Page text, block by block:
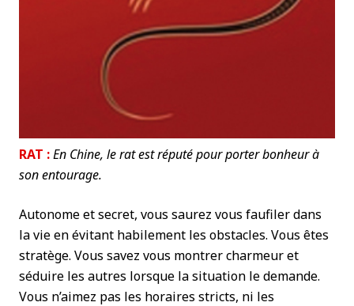
RAT :En Chine, le rat est réputé pour porter bonheur à
son entourage.
Autonome et secret, vous saurez vous faufiler dans
la vie en évitant habilement les obstacles. Vous êtes
stratège. Vous savez vous montrer charmeur et
séduire les autres lorsque la situation le demande.
Vous n’aimez pas les horaires stricts, ni les